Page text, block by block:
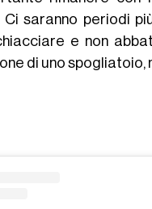
Ci saranno periodi
e non
di uno